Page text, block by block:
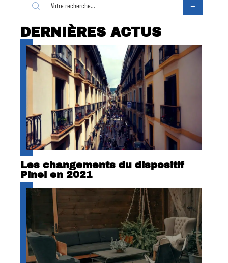
DERNIÈRES ACTUS
Les changements du dispositif
Pinel en 2021